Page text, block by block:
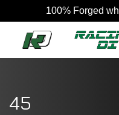
100% Forged
45